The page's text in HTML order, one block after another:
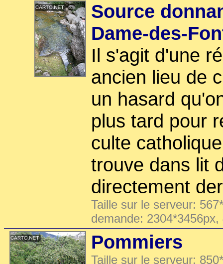
Source
Dame-des-
Il s'agit d'une
ancien lieu de
un hasard
plus tard pour
culte
trouve dans lit
directement
Taille sur le serveur:
demande:
Pommiers
Taille sur le serveur: